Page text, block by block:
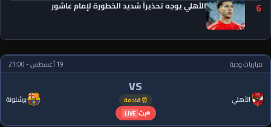
6 الأهلي يوجه تحذيراً شديد الخطورة لإمام عاشور
مباريات ودية 19 أغسطس - 21:00
الأهلي
VS
⏰ قادمة
بث LIVE
برشلونة